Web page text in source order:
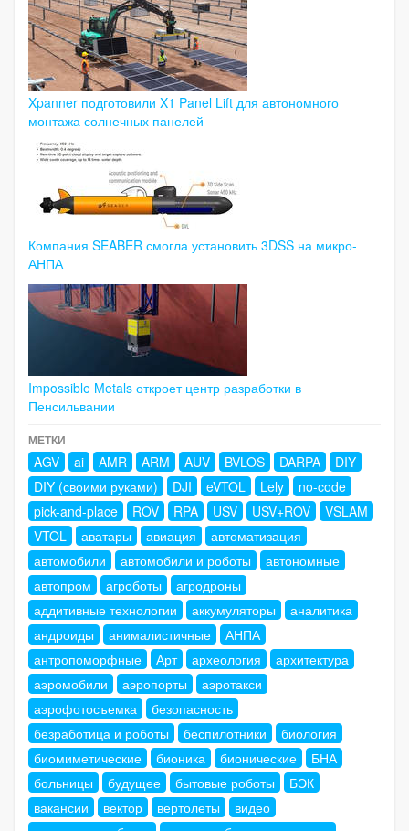
Xpanner подготовили X1 Panel Lift для автономного
монтажа солнечных панелей
Компания SEABER смогла установить 3DSS на микро-
АНПА
Impossible Metals откроет центр разработки в
Пенсильвании
МЕТКИ
AGV ai AMR ARM AUV BVLOS DARPA
DIY
DIY (своими руками)
DJI eVTOL Lely
no-code
pick-and-place
ROV RPA USV USV+ROV
VSLAM
VTOL
аватары авиация
автоматизация
автомобили
автомобили и роботы
автономные
автопром
агроботы
агродроны
аддитивные технологии
аккумуляторы
аналитика
андроиды
анималистичные
АНПА
антропоморфные
Арт археология
архитектура
аэромобили
аэропорты
аэротакси
аэрофотосъемка
безопасность
безработица и роботы
беспилотники
биология
биомиметические
бионика бионические
БНА
больницы
будущее бытовые роботы
БЭК
вакансии
вектор вертолеты
видео